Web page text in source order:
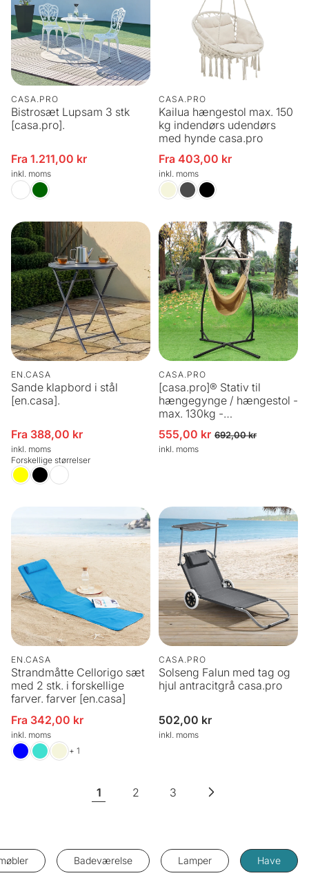
CASA.PRO
Bistrosæt Lupsam 3 stk
[casa.pro].
Udsalgspris
Fra 1.211,00 kr
inkl. moms
CASA.PRO
Kailua hængestol max. 150
kg indendørs udendørs
med hynde casa.pro
Udsalgspris
Fra 403,00 kr
inkl. moms
EN.CASA
Sande klapbord i stål
[en.casa].
Udsalgspris
Fra 388,00 kr
inkl. moms
Forskellige størrelser
CASA.PRO
[casa.pro]® Stativ til
hængegynge / hængestol -
max. 130kg -
Udsalgspris
555,00 kr
Normalpris692,00 kr
inkl. moms
EN.CASA
Strandmåtte Cellorigo sæt
med 2 stk. i forskellige
farver. farver [en.casa]
Udsalgspris
Fra 342,00 kr
inkl. moms
+ 1
CASA.PRO
Solseng Falun med tag og
hjul antracitgrå casa.pro
Normalpris
502,00 kr
inkl. moms
1 2 3
Badeværelse Lamper Have